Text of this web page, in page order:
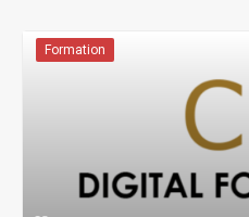
Formation